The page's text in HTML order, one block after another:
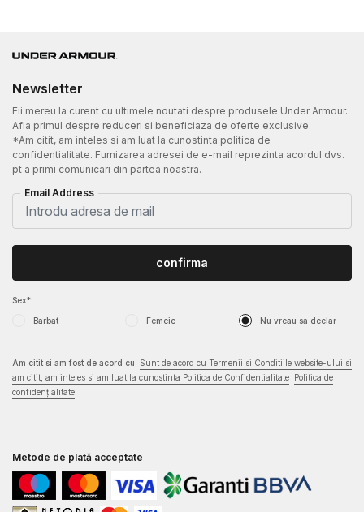
Newsletter
Fii mereu la curent cu ultimele noutati despre produsele Under Armour.
Afla primul despre reduceri si beneficiaza de oferte exclusive.
*Am citit, am inteles si am luat la cunostinta politica de
confidentialitate. Furnizarea adresei de e-mail reprezinta acordul dvs.
pt a primi comunicari din partea noastra.
Email Address
Sex*:
Barbat Femeie Nu vreau sa declar
confirma
Am citit si am fost de acord cu
Sunt de acord cu Termenii si Conditiile website-ului si
am citit, am inteles si am luat la cunostinta Politica de Confidentialitate Politica de
confidențialitate
Metode de plată acceptate